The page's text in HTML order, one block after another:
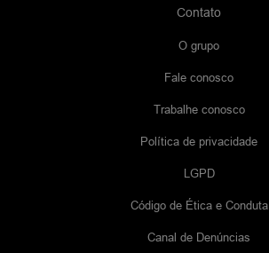
Contato
O grupo
Fale conosco
Trabalhe conosco
Política de privacidade
LGPD
Código de Ética e Conduta
Canal de Denúncias